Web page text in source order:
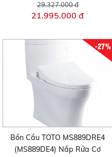
29.327.000 đ
21.995.000 đ
-27%
Bồn Cầu TOTO MS889DRE4
(MS889DE4) Nắp Rửa Cơ